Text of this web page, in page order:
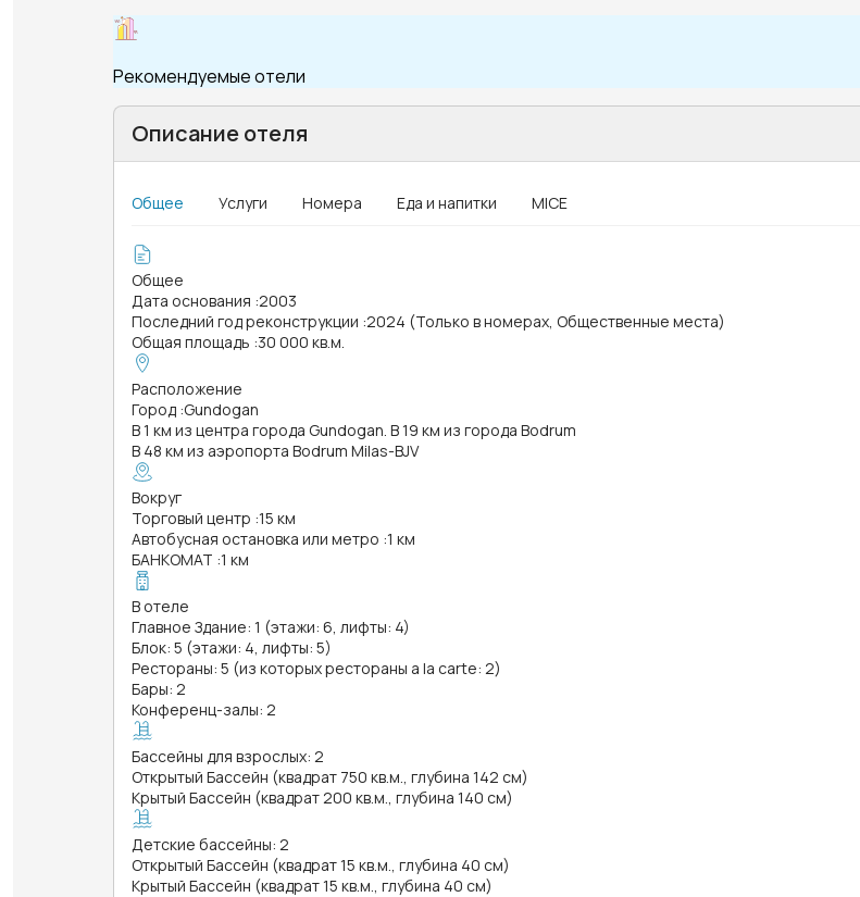
Рекомендуемые отели
Описание отеля
Общее Услуги Номера Еда и напитки MICE
Общее
Дата основания :2003
Последний год реконструкции :2024 (Только в номерах, Общественные места)
Общая площадь :30 000 кв.м.
Расположение
Город :Gundogan
В 1 км из центра города Gundogan. В 19 км из города Bodrum
В 48 км из аэропорта Bodrum Milas-BJV
Вокруг
Торговый центр :15 км
Автобусная остановка или метро :1 км
БАНКОМАТ :1 км
В отеле
Главное Здание: 1 (этажи: 6, лифты: 4)
Блок: 5 (этажи: 4, лифты: 5)
Рестораны: 5 (из которых рестораны a la carte: 2)
Бары: 2
Конференц-залы: 2
Бассейны для взрослых: 2
Открытый Бассейн (квадрат 750 кв.м., глубина 142 см)
Крытый Бассейн (квадрат 200 кв.м., глубина 140 см)
Детские бассейны: 2
Открытый Бассейн (квадрат 15 кв.м., глубина 40 см)
Крытый Бассейн (квадрат 15 кв.м., глубина 40 см)